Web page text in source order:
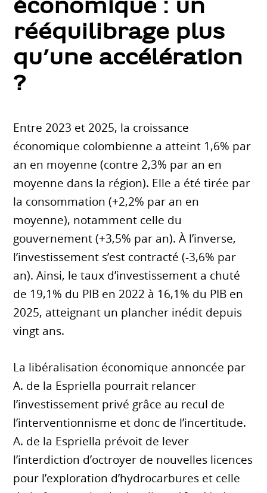
économique : un
rééquilibrage plus
qu’une accélération
?
Entre 2023 et 2025, la croissance
économique colombienne a atteint 1,6% par
an en moyenne (contre 2,3% par an en
moyenne dans la région). Elle a été tirée par
la consommation (+2,2% par an en
moyenne), notamment celle du
gouvernement (+3,5% par an). À l’inverse,
l’investissement s’est contracté (-3,6% par
an). Ainsi, le taux d’investissement a chuté
de 19,1% du PIB en 2022 à 16,1% du PIB en
2025, atteignant un plancher inédit depuis
vingt ans.
La libéralisation économique annoncée par
A. de la Espriella pourrait relancer
l’investissement privé grâce au recul de
l’interventionnisme et donc de l’incertitude.
A. de la Espriella prévoit de lever
l’interdiction d’octroyer de nouvelles licences
pour l’exploration d’hydrocarbures et celle